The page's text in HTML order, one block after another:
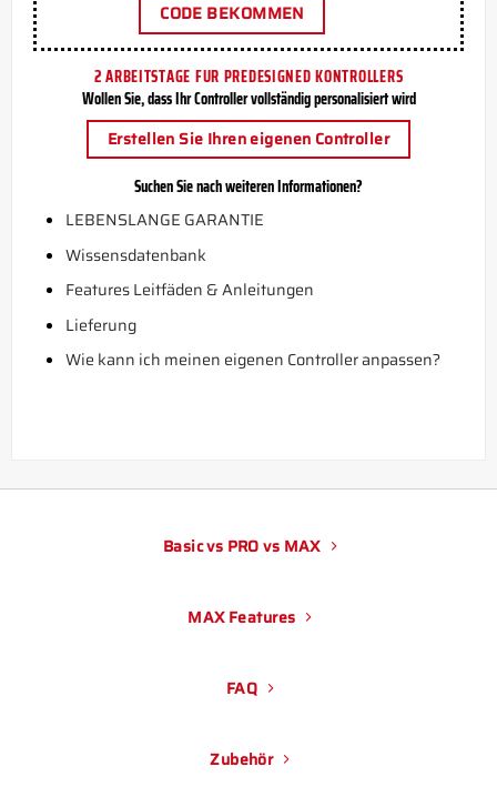
CODE BEKOMMEN
2 ARBEITSTAGE FUR PREDESIGNED KONTROLLERS
Wollen Sie, dass Ihr Controller vollständig personalisiert wird
Erstellen Sie Ihren eigenen Controller
Suchen Sie nach weiteren Informationen?
LEBENSLANGE GARANTIE
Wissensdatenbank
Features Leitfäden & Anleitungen
Lieferung
Wie kann ich meinen eigenen Controller anpassen?
Basic vs PRO vs MAX
MAX Features
FAQ
Zubehör